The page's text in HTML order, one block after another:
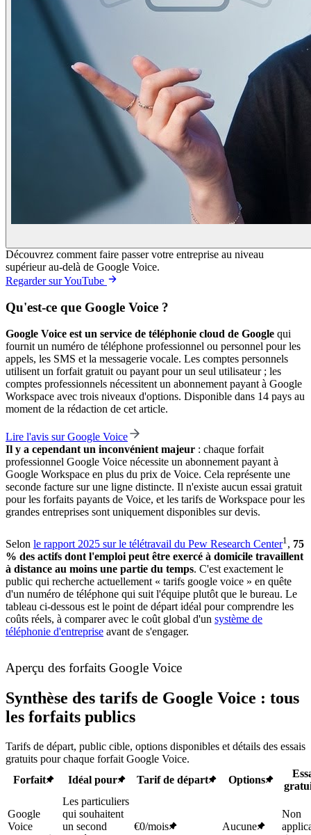
Découvrez comment faire passer votre entreprise au niveau
supérieur au-delà de Google Voice.
Regarder sur YouTube
Qu'est-ce que Google Voice ?
Google Voice est un service de téléphonie cloud de Google qui
fournit un numéro de téléphone professionnel ou personnel pour les
appels, les SMS et la messagerie vocale. Les comptes personnels
utilisent un forfait gratuit ou payant pour un seul utilisateur ; les
comptes professionnels nécessitent un abonnement payant à Google
Workspace avec trois niveaux d'options. Disponible dans 14 pays au
moment de la rédaction de cet article.
Lire l'avis sur Google Voice
Il y a cependant un inconvénient majeur : chaque forfait
professionnel Google Voice nécessite un abonnement payant à
Google Workspace en plus du prix de Voice. Cela représente une
seconde facture sur une ligne distincte. Il n'existe aucun essai gratuit
pour les forfaits payants de Voice, et les tarifs de Workspace pour les
grandes entreprises sont uniquement disponibles sur devis.
Selon le rapport 2025 sur le télétravail du Pew Research Center1 , 75
% des actifs dont l'emploi peut être exercé à domicile travaillent
à distance au moins une partie du temps. C'est exactement le
public qui recherche actuellement « tarifs google voice » en quête
d'un numéro de téléphone qui suit l'équipe plutôt que le bureau. Le
tableau ci-dessous est le point de départ idéal pour comprendre les
coûts réels, à comparer avec le coût global d'un système de
téléphonie d'entreprise avant de s'engager.
Aperçu des forfaits Google Voice
Synthèse des tarifs de Google Voice : tous
les forfaits publics
Tarifs de départ, public cible, options disponibles et détails des essais
gratuits pour chaque forfait Google Voice.
Forfait
Idéal pour Tarif de départ Options
Google
Voice
Les particuliers
qui souhaitent
un second
€0/mois Aucune
Non